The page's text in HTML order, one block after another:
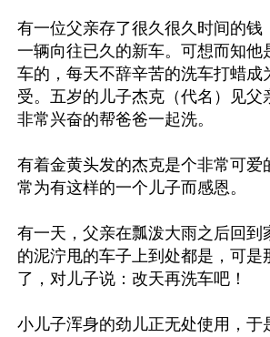
有一位父亲存了很久很久时间的钱
一辆向往已久的新车。可想而知他
车的，每天不辞辛苦的洗车打蜡成
受。五岁的儿子杰克（代名）见父
非常兴奋的帮爸爸一起洗。
有着金黄头发的杰克是个非常可爱
常为有这样的一个儿子而感恩。
有一天，父亲在瓢泼大雨之后回到
的泥泞甩的车子上到处都是，可是
了，对儿子说：改天再洗车吧！
小儿子浑身的劲儿正无处使用，于